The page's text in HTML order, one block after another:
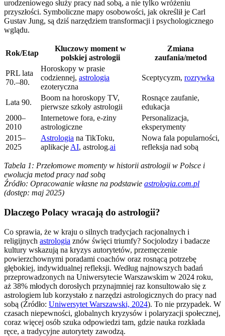
urodzeniowego służy pracy nad sobą, a nie tylko wróżeniu
przyszłości. Symboliczne mapy osobowości, jak określił je Carl
Gustav Jung, są dziś narzędziem transformacji i psychologicznego
wglądu.
Rok/Etap
Kluczowy moment w
polskiej astrologii
Zmiana
zaufania/metod
PRL lata
70.–80.
Horoskopy w prasie
codziennej, astrologia
ezoteryczna
Sceptycyzm, rozrywka
Lata 90.
Boom na horoskopy TV,
pierwsze szkoły astrologii
Rosnące zaufanie,
edukacja
2000–
2010
Internetowe fora, e-ziny
astrologiczne
Personalizacja,
eksperymenty
2015–
2025
Astrologia na TikToku,
aplikacje AI, astrolog.ai
Nowa fala popularności,
refleksja nad sobą
Tabela 1: Przełomowe momenty w historii astrologii w Polsce i
ewolucja metod pracy nad sobą
Źródło: Opracowanie własne na podstawie astrologia.com.pl
(dostęp: maj 2025)
Dlaczego Polacy wracają do astrologii?
Co sprawia, że w kraju o silnych tradycjach racjonalnych i
religijnych astrologia znów święci triumfy? Socjolodzy i badacze
kultury wskazują na kryzys autorytetów, przemęczenie
powierzchownymi poradami coachów oraz rosnącą potrzebę
głębokiej, indywidualnej refleksji. Według najnowszych badań
przeprowadzonych na Uniwersytecie Warszawskim w 2024 roku,
aż 38% młodych dorosłych przynajmniej raz konsultowało się z
astrologiem lub korzystało z narzędzi astrologicznych do pracy nad
sobą (Źródło: Uniwersytet Warszawski, 2024). To nie przypadek. W
czasach niepewności, globalnych kryzysów i polaryzacji społecznej,
coraz więcej osób szuka odpowiedzi tam, gdzie nauka rozkłada
ręce, a tradycyjne autorytety zawodzą.